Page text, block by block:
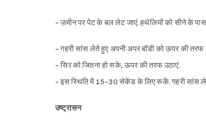
- ज़मीन पर पेट के बल लेट जाएं. हथेलियों को सीने के
- गहरी सांस लेते हुए अपनी अपर बॉडी को ऊपर की तरफ
- सिर को जितना हो सके, ऊपर की तरफ उठाएं.
- इस स्थिति में 15-30 सेकेंड के लिए रूकें. गहरी सांस
उष्ट्रासन